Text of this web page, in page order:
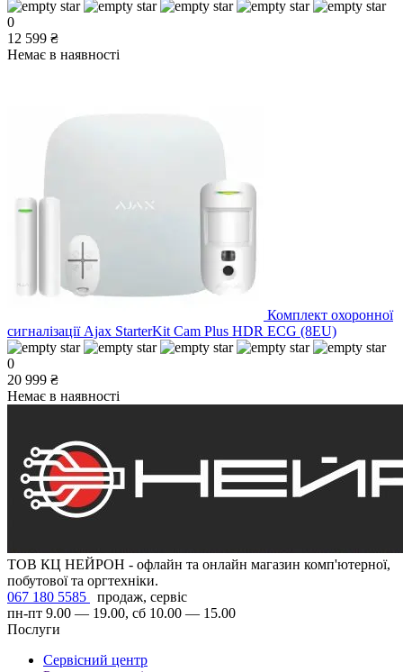
0
12 599 ₴
Немає в наявності
Комплект охоронної
сигналізації Ajax StarterKit Cam Plus HDR ECG (8EU)
0
20 999 ₴
Немає в наявності
ТОВ КЦ НЕЙРОН - офлайн та онлайн магазин комп'ютерної,
побутової та оргтехніки.
067 180 5585
продаж, сервіс
пн-пт 9.00 — 19.00, сб 10.00 — 15.00
Послуги
Сервісний центр